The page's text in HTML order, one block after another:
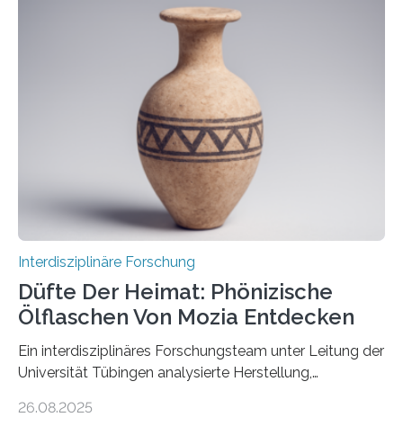
Erdatmosphäre, sondern auch das Fangen und
Speichern des Treibhausgases aus der Luft.
Dementsprechend hat auch die aktuelle
Bundesregierung in ihrem Koalitionsvertrag die
Entwicklung von CO2-Abscheidungs- und
Speicherungstechnologien als Ziel ausgegeben.
Insbesondere das sogenannte Direct Air Capture (DAC)
betrachtet sie dabei als „vielversprechende
Zukunftstechnologie, um Negativemissionen zu heben“.
Wissenschaftlerinnen…
Interdisziplinäre Forschung
Düfte Der Heimat: Phönizische
Ölflaschen Von Mozia Entdecken
Ein interdisziplinäres Forschungsteam unter Leitung der
Universität Tübingen analysierte Herstellung,
aus der phönizischen Siedlung Mozia, vor der Küste
26.08.2025